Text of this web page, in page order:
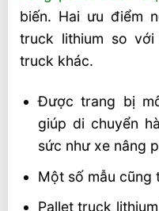
Video xe
VietStandard
biến. Hai ưu điểm
truck lithium so
truck khác.
Được trang bị
giúp di chuyển
sức như xe nâng
Một số mẫu cũng
Pallet truck